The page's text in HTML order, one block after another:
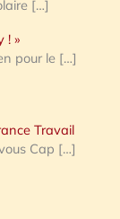
[…]
! »
pour le […]
Travail
Cap […]